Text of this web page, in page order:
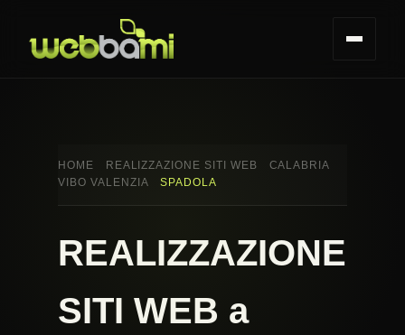
HOME REALIZZAZIONE SITI WEB
CALABRIA
VIBO VALENZIA
SPADOLA
REALIZZAZIONE
SITI WEB a